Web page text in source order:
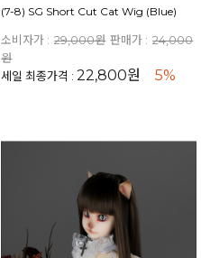
(7-8) SG Short Cut Cat Wig (Blue)
소비자가 : 29,000원 판매가 : 24,000
원
세일 최종가격 :22,800원 5%